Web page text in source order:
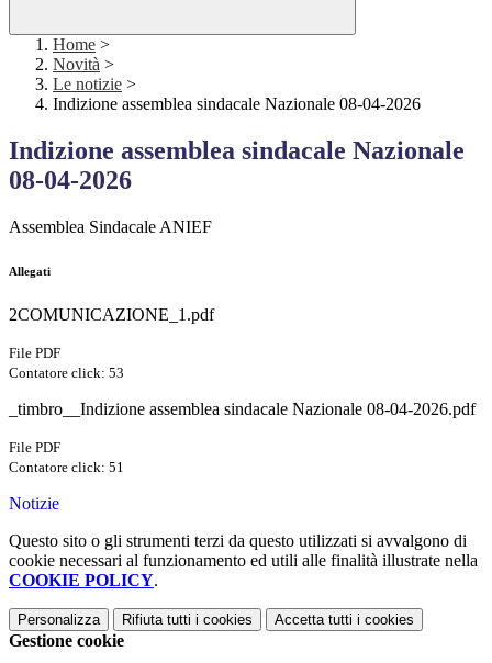
Home >
Novità >
Le notizie >
Indizione assemblea sindacale Nazionale 08-04-2026
Indizione assemblea sindacale Nazionale
08-04-2026
Assemblea Sindacale ANIEF
Allegati
2COMUNICAZIONE_1.pdf
File PDF
Contatore click: 53
_timbro__Indizione assemblea sindacale Nazionale 08-04-2026.pdf
File PDF
Contatore click: 51
Notizie
Questo sito o gli strumenti terzi da questo utilizzati si avvalgono di
cookie necessari al funzionamento ed utili alle finalità illustrate nella
COOKIE POLICY.
Personalizza Rifiuta tutti i cookies Accetta tutti i cookies
Gestione cookie